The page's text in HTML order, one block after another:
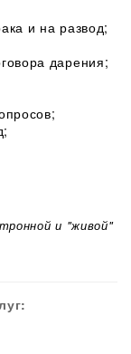
и на развод;
дарения;
и "живой"